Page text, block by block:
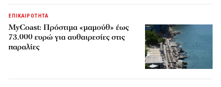
ΕΠΙΚΑΙΡΟΤΗΤΑ
MyCoast: Πρόστιμα «μαμούθ» έως
73.000 ευρώ για αυθαιρεσίες στις
παραλίες